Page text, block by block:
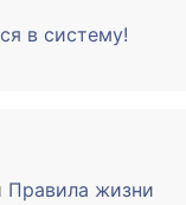
в систему!
Правила жизни